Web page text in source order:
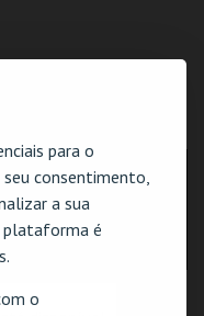
para o
consentimento,
a sua
plataforma é
o